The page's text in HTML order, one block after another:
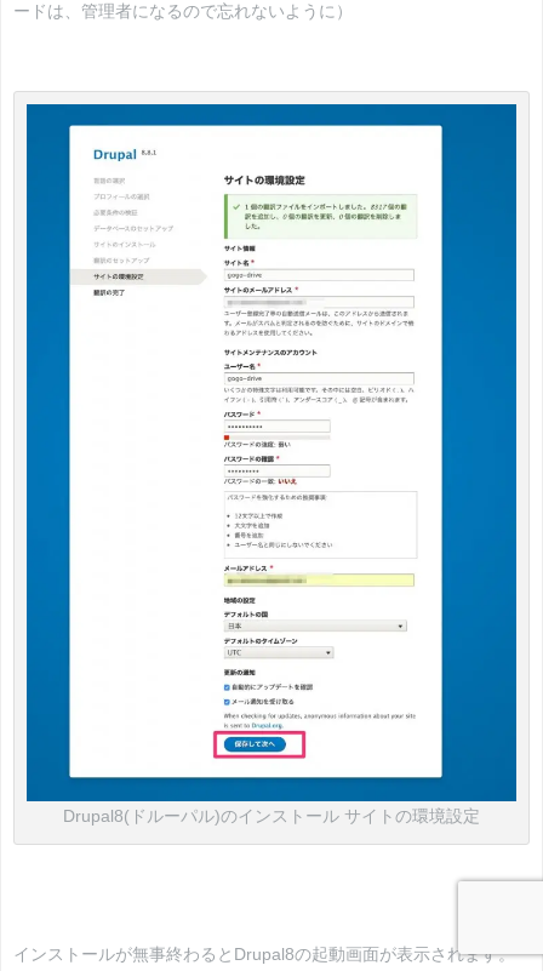
ードは、管理者になるので忘れないように）
Drupal8(ドルーパル)のインストール サイトの環境設定
インストールが無事終わるとDrupal8の起動画面が表示されます。